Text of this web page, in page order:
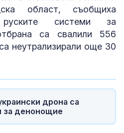
област, съобщиха
системи за
са свалили 556
неутрализирали още 30
дрона са
за денонощие